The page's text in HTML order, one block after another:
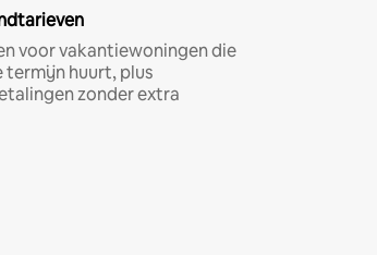
voor vakantiewoningen die
termijn huurt, plus
zonder extra